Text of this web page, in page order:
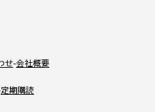
せ 会社概要
定期購読